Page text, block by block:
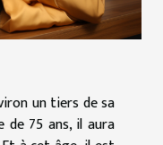
un tiers de sa
de 75 ans, il aura